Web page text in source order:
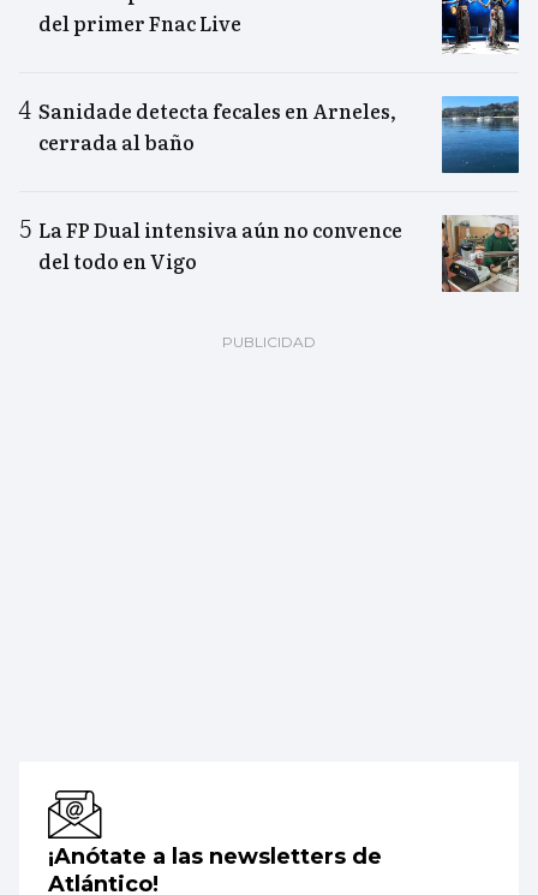
del primer Fnac Live
Sanidade detecta fecales en Arneles,
cerrada al baño
La FP Dual intensiva aún no convence
del todo en Vigo
¡Anótate a las newsletters de
Atlántico!